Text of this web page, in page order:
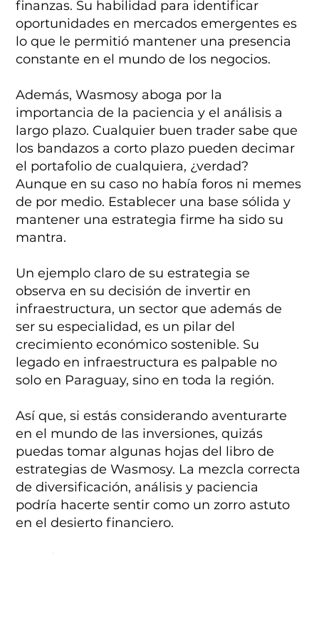
finanzas. Su habilidad para identificar
oportunidades en mercados emergentes es
lo que le permitió mantener una presencia
constante en el mundo de los negocios.
Además, Wasmosy aboga por la
importancia de la paciencia y el análisis a
largo plazo. Cualquier buen trader sabe que
los bandazos a corto plazo pueden decimar
el portafolio de cualquiera, ¿verdad?
Aunque en su caso no había foros ni memes
de por medio. Establecer una base sólida y
mantener una estrategia firme ha sido su
mantra.
Un ejemplo claro de su estrategia se
observa en su decisión de invertir en
infraestructura, un sector que además de
ser su especialidad, es un pilar del
crecimiento económico sostenible. Su
legado en infraestructura es palpable no
solo en Paraguay, sino en toda la región.
Así que, si estás considerando aventurarte
en el mundo de las inversiones, quizás
puedas tomar algunas hojas del libro de
estrategias de Wasmosy. La mezcla correcta
de diversificación, análisis y paciencia
podría hacerte sentir como un zorro astuto
en el desierto financiero.